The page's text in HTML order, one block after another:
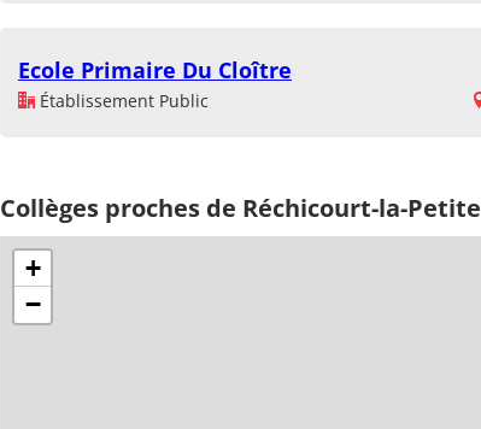
Ecole Primaire Du Cloître
Établissement Public
Collèges proches de Réchicourt-la-Petite
+
−